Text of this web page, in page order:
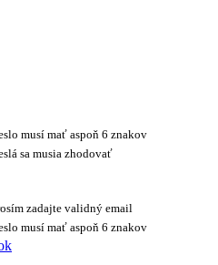
musí mať aspoň 6 znakov
sa musia zhodovať
zadajte validný email
musí mať aspoň 6 znakov